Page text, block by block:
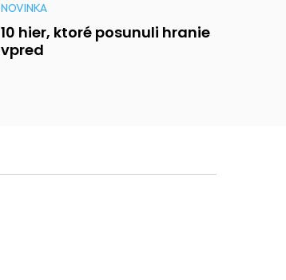
NOVINKA
10 hier, ktoré posunuli hranie
vpred